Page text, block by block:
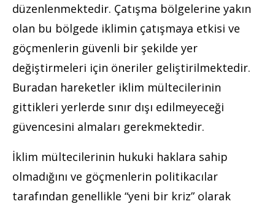
düzenlenmektedir. Çatışma bölgelerine yakın
olan bu bölgede iklimin çatışmaya etkisi ve
göçmenlerin güvenli bir şekilde yer
değiştirmeleri için öneriler geliştirilmektedir.
Buradan hareketler iklim mültecilerinin
gittikleri yerlerde sınır dışı edilmeyeceği
güvencesini almaları gerekmektedir.
İklim mültecilerinin hukuki haklara sahip
olmadığını ve göçmenlerin politikacılar
tarafından genellikle “yeni bir kriz” olarak